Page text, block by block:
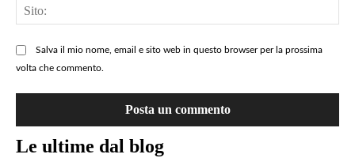
Salva il mio nome, email e sito web in questo browser per la prossima
volta che commento.
Le ultime dal blog